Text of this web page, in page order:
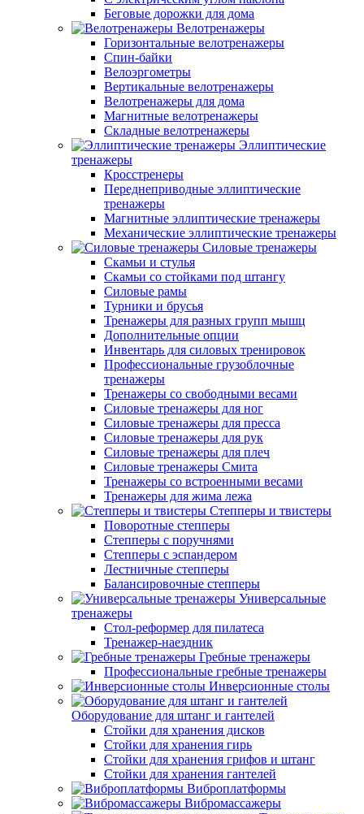
Беговые дорожки для дома
Велотренажеры
Горизонтальные велотренажеры
Спин-байки
Велоэргометры
Вертикальные велотренажеры
Велотренажеры для дома
Магнитные велотренажеры
Складные велотренажеры
Эллиптические
тренажеры
Кросстренеры
Переднеприводные эллиптические
тренажеры
Магнитные эллиптические тренажеры
Механические эллиптические тренажеры
Силовые тренажеры
Скамьи и стулья
Скамьи со стойками под штангу
Силовые рамы
Турники и брусья
Тренажеры для разных групп мышц
Дополнительные опции
Инвентарь для силовых тренировок
Профессиональные грузоблочные
тренажеры
Тренажеры со свободными весами
Силовые тренажеры для ног
Силовые тренажеры для пресса
Силовые тренажеры для рук
Силовые тренажеры для плеч
Силовые тренажеры Смита
Тренажеры со встроенными весами
Тренажеры для жима лежа
Степперы и твистеры
Поворотные степперы
Степперы с поручнями
Степперы с эспандером
Лестничные степперы
Балансировочные степперы
Универсальные
тренажеры
Стол-реформер для пилатеса
Тренажер-наездник
Гребные тренажеры
Профессиональные гребные тренажеры
Инверсионные столы
Оборудование для штанг и гантелей
Стойки для хранения дисков
Стойки для хранения гирь
Стойки для хранения грифов и штанг
Стойки для хранения гантелей
Виброплатформы
Вибромассажеры